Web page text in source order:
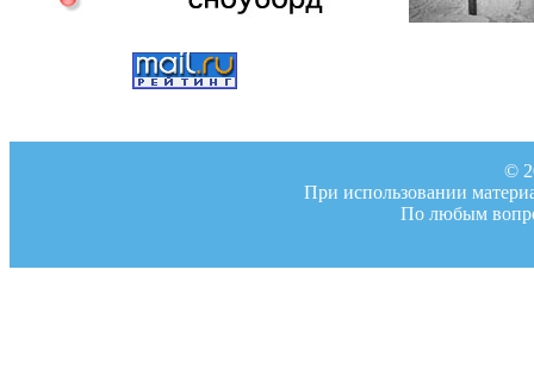
©
При использовании
По любым